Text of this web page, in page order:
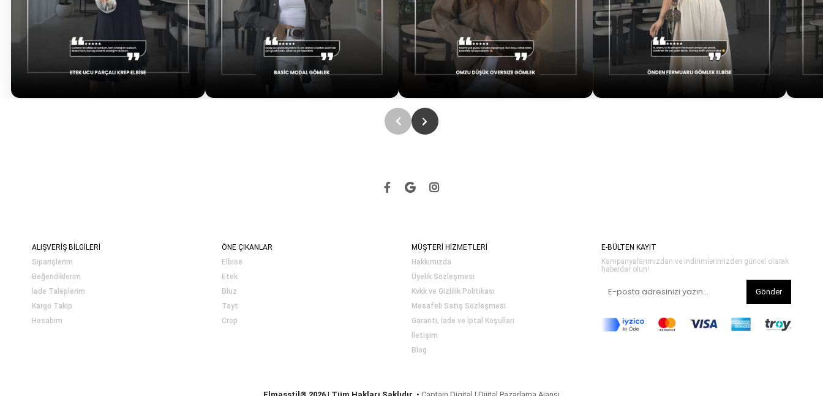
ALIŞVERİŞ BİLGİLERİ
Siparişlerim
Beğendiklerim
İade Taleplerim
Kargo Takip
Hesabım
ÖNE ÇIKANLAR
Elbise
Etek
Bluz
Tayt
Crop
MÜŞTERİ HİZMETLERİ
Hakkımızda
Üyelik Sözleşmesi
Kvkk ve Gizlilik Politikası
Mesafeli Satış Sözleşmesi
Garanti, İade ve İptal Koşulları
İletişim
Blog
E-BÜLTEN KAYIT
Kampanyalarımızdan ve indirimlerimizden güncel olarak
haberdar olun!
Gönder